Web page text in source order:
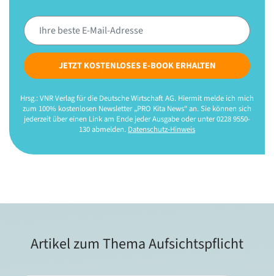
JETZT KOSTENLOSES E-BOOK ERHALTEN
Hrsg.: VNR Verlag für die Deutsche Wirtschaft AG. Hiermit melde ich mich
zum 100% kostenlosen Newsletter „PRO Kita News“ an. Sie können sich
jederzeit über einen Link am Ende jeder Ausgabe oder unter 0228 9550-
130 abmelden. Datenschutz-Hinweis
Artikel zum Thema Aufsichtspflicht